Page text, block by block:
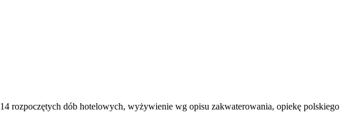
rozpoczętych dób hotelowych, wyżywienie wg opisu zakwaterowania, opiekę polskiego